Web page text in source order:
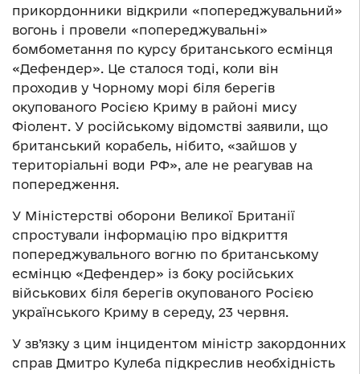
прикордонники відкрили «попереджувальний»
вогонь і провели «попереджувальні»
бомбометання по курсу британського есмінця
«Дефендер». Це сталося тоді, коли він
проходив у Чорному морі біля берегів
окупованого Росією Криму в районі мису
Фіолент. У російському відомстві заявили, що
британський корабель, нібито, «зайшов у
територіальні води РФ», але не реагував на
попередження.
У Міністерстві оборони Великої Британії
спростували інформацію про відкриття
попереджувального вогню по британському
есмінцю «Дефендер» із боку російських
військових біля берегів окупованого Росією
українського Криму в середу, 23 червня.
У зв’язку з цим інцидентом міністр закордонних
справ Дмитро Кулеба підкреслив необхідність